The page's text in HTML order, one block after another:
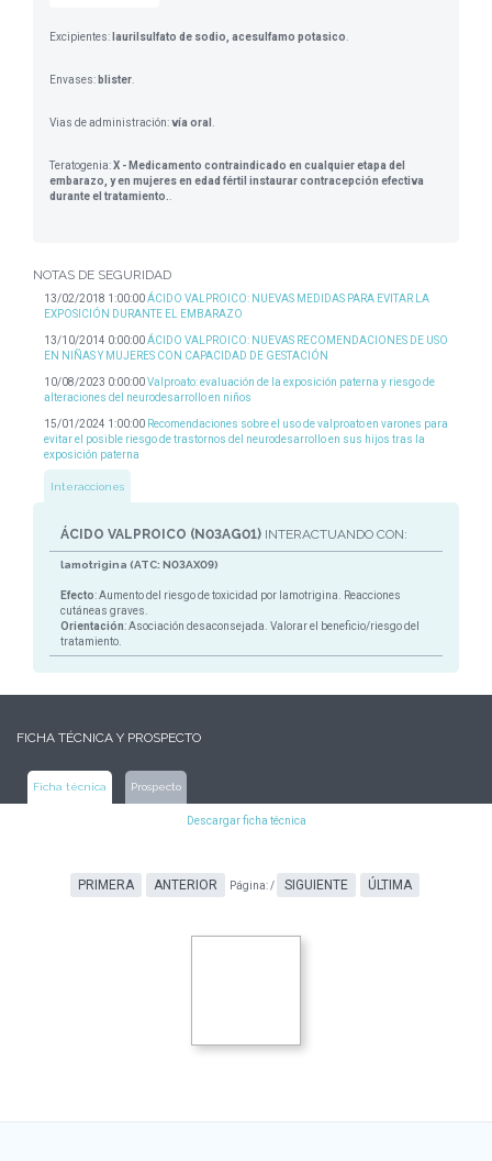
Excipientes: laurilsulfato de sodio, acesulfamo potasico
Envases: blister
Vias de administración:vía oral
Teratogenia:X - Medicamento contraindicado en cualquier etapa del
embarazo, y en mujeres en edad fértil instaurar contracepción efectiva
durante el tratamiento.
NOTAS DE SEGURIDAD
13/02/2018 1:00:00ÁCIDO VALPROICO: NUEVAS MEDIDAS PARA EVITAR LA
EXPOSICIÓN DURANTE EL EMBARAZO
13/10/2014 0:00:00ÁCIDO VALPROICO: NUEVAS RECOMENDACIONES DE USO
EN NIÑAS Y MUJERES CON CAPACIDAD DE GESTACIÓN
10/08/2023 0:00:00Valproato: evaluación de la exposición paterna y riesgo de
alteraciones del neurodesarrollo en niños
15/01/2024 1:00:00 Recomendaciones sobre el uso de valproato en varones para
evitar el posible riesgo de trastornos del neurodesarrollo en sus hijos tras la
exposición paterna
Interacciones
ÁCIDO VALPROICO (N03AG01) INTERACTUANDO CON:
lamotrigina (ATC: N03AX09)
Efecto: Aumento del riesgo de toxicidad por lamotrigina. Reacciones
cutáneas graves.
Orientación: Asociación desaconsejada. Valorar el beneficio/riesgo del
tratamiento.
FICHA TÉCNICA Y PROSPECTO
Ficha técnica Prospecto
Descargar ficha técnica
PRIMERA ANTERIOR Página:/ SIGUIENTE ÚLTIMA